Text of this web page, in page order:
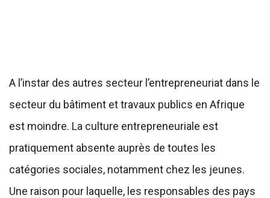
A l’instar des autres secteur l’entrepreneuriat dans le
secteur du bâtiment et travaux publics en Afrique
est moindre. La culture entrepreneuriale est
pratiquement absente auprès de toutes les
catégories sociales, notamment chez les jeunes.
Une raison pour laquelle, les responsables des pays